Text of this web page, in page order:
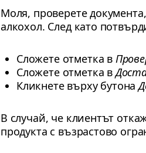
Моля, проверете
алкохол. След като
Сложете отметка в
Сложете отметка в
Кликнете върху бутона
В случай, че клиентът
продукта с възрастово